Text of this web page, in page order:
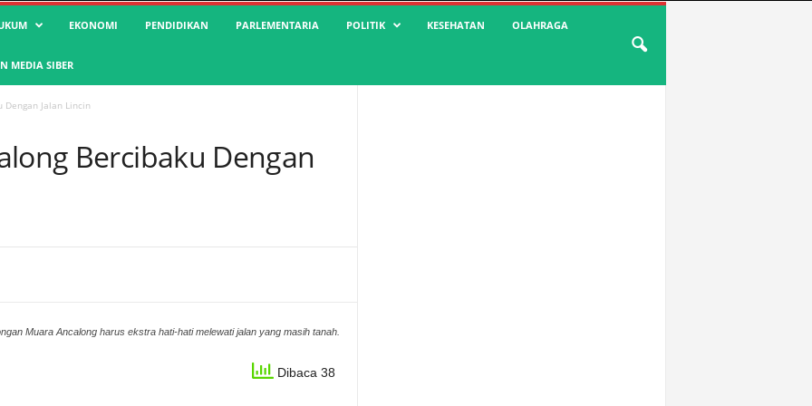
EKONOMI PENDIDIKAN PARLEMENTARIA POLITIK KESEHATAN OLAHRAGA
MEDIA SIBER
Dengan Jalan Lincin
Bercibaku Dengan
Muara Ancalong harus ekstra hati-hati melewati jalan yang masih tanah.
Dibaca 38